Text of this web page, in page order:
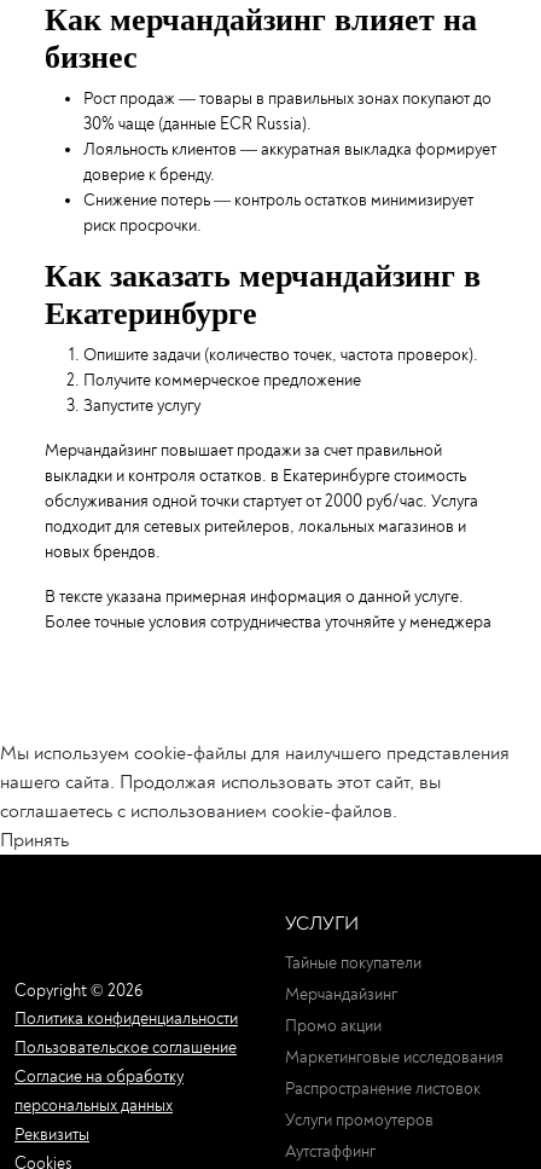
Как мерчандайзинг влияет на
бизнес
Рост продаж — товары в правильных зонах покупают до
30% чаще (данные ECR Russia).
Лояльность клиентов — аккуратная выкладка формирует
доверие к бренду.
Снижение потерь — контроль остатков минимизирует
риск просрочки.
Как заказать мерчандайзинг в
Екатеринбурге
Опишите задачи (количество точек, частота проверок).
Получите коммерческое предложение
Запустите услугу
Мерчандайзинг повышает продажи за счет правильной
выкладки и контроля остатков. в Екатеринбурге стоимость
обслуживания одной точки стартует от 2000 руб/час. Услуга
подходит для сетевых ритейлеров, локальных магазинов и
новых брендов.
В тексте указана примерная информация о данной услуге.
Более точные условия сотрудничества уточняйте у менеджера
Мы используем cookie-файлы для наилучшего представления
нашего сайта. Продолжая использовать этот сайт, вы
соглашаетесь с использованием cookie-файлов.
Принять
Copyright © 2026
Политика конфиденциальности
Пользовательское соглашение
Согласие на обработку
персональных данных
Реквизиты
Cookies
УСЛУГИ
Тайные покупатели
Мерчандайзинг
Промо акции
Маркетинговые исследования
Распространение листовок
Услуги промоутеров
Аутстаффинг